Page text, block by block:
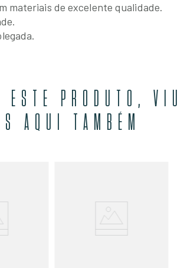
materiais de excelente qualidade.
ESTE PRODUTO, VIU
AQUI TAMBÉM